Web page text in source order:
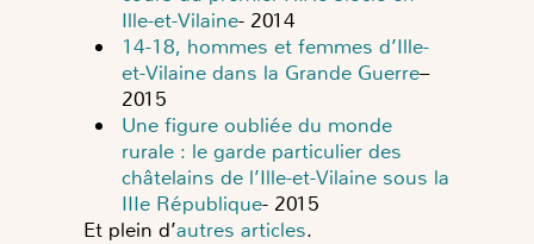
Ille-et-Vilaine- 2014
14-18, hommes et femmes d’Ille-
et-Vilaine dans la Grande Guerre–
2015
Une figure oubliée du monde
rurale : le garde particulier des
châtelains de l’Ille-et-Vilaine sous la
IIIe République- 2015
Et plein d’autres articles.